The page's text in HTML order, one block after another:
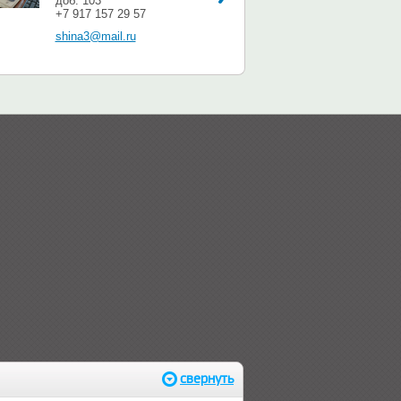
+7 917 157 29 57
shina3@mail.ru
свернуть